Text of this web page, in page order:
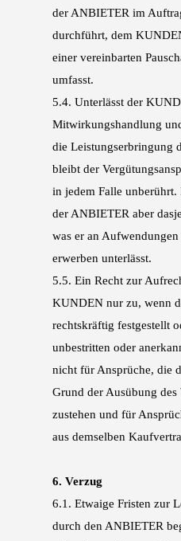
der ANBIETER im
durchführt, dem
einer vereinbarten
umfasst.
5.4. Unterlässt der
Mitwirkungshandlung
die Leistungserbringung
bleibt der
in jedem Falle unberührt.
der ANBIETER aber
was er an Aufwendungen
erwerben unterlässt.
5.5. Ein Recht zur
KUNDEN nur zu, wenn
rechtskräftig festgestellt
unbestritten oder
nicht für Ansprüche, die
Grund der Ausübung des
zustehen und für
aus demselben
6. Verzug
6.1. Etwaige Fristen zur
durch den ANBIETER